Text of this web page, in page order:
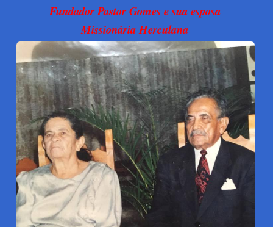
Fundador Pastor Gomes e sua esposa
Missionária Herculana